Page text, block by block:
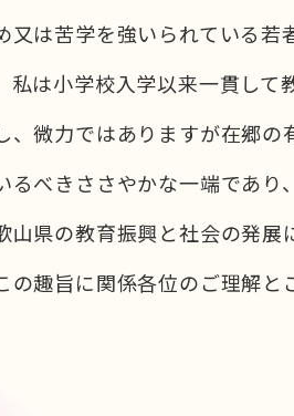
又は苦学を強いられている若
私は小学校入学以来一貫し
、微力ではありますが在郷
るべきささやかな一端であり
山県の教育振興と社会の発
の趣旨に関係各位のご理解と